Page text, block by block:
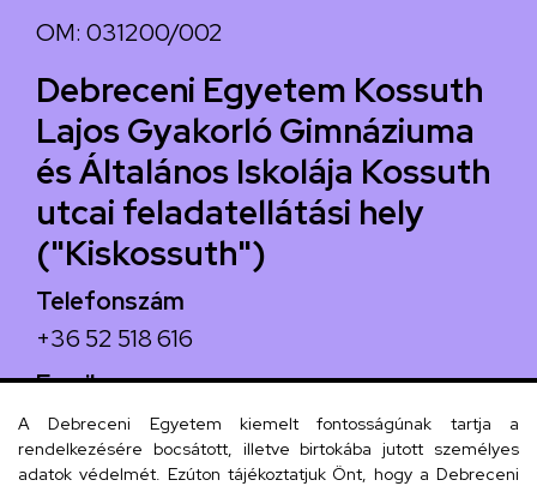
OM: 031200/002
Debreceni Egyetem Kossuth
Lajos Gyakorló Gimnáziuma
és Általános Iskolája Kossuth
utcai feladatellátási hely
("Kiskossuth")
Telefonszám
+36 52 518 616
Email
iskola@kossuth-alt.unideb.hu
Cím
A Debreceni Egyetem kiemelt fontosságúnak tartja a
rendelkezésére bocsátott, illetve birtokába jutott személyes
adatok védelmét. Ezúton tájékoztatjuk Önt, hogy a Debreceni